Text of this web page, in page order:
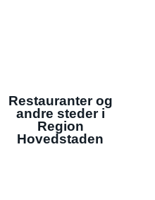
Restauranter og
andre steder i
Region
Hovedstaden